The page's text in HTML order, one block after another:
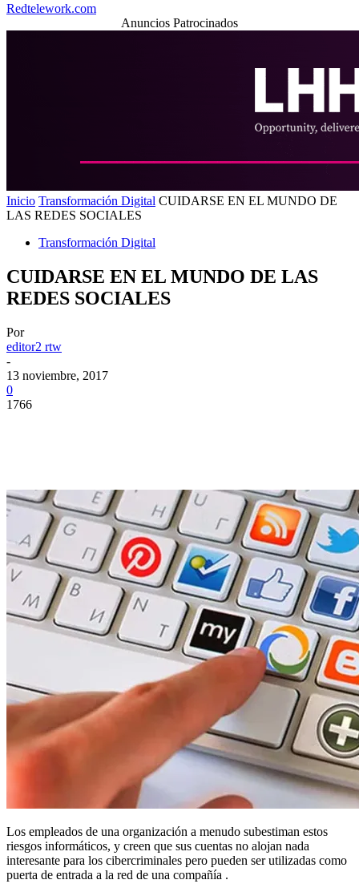
Redtelework.com
Anuncios Patrocinados
Inicio Transformación Digital CUIDARSE EN EL MUNDO DE
LAS REDES SOCIALES
Transformación Digital
CUIDARSE EN EL MUNDO DE LAS
REDES SOCIALES
Por
editor2 rtw
-
13 noviembre, 2017
0
1766
Los empleados de una organización a menudo subestiman estos
riesgos informáticos, y creen que sus cuentas no alojan nada
interesante para los cibercriminales pero pueden ser utilizadas como
puerta de entrada a la red de una compañía .